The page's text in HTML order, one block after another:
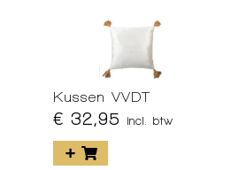
Kussen VVDT
€ 32,95 incl. btw